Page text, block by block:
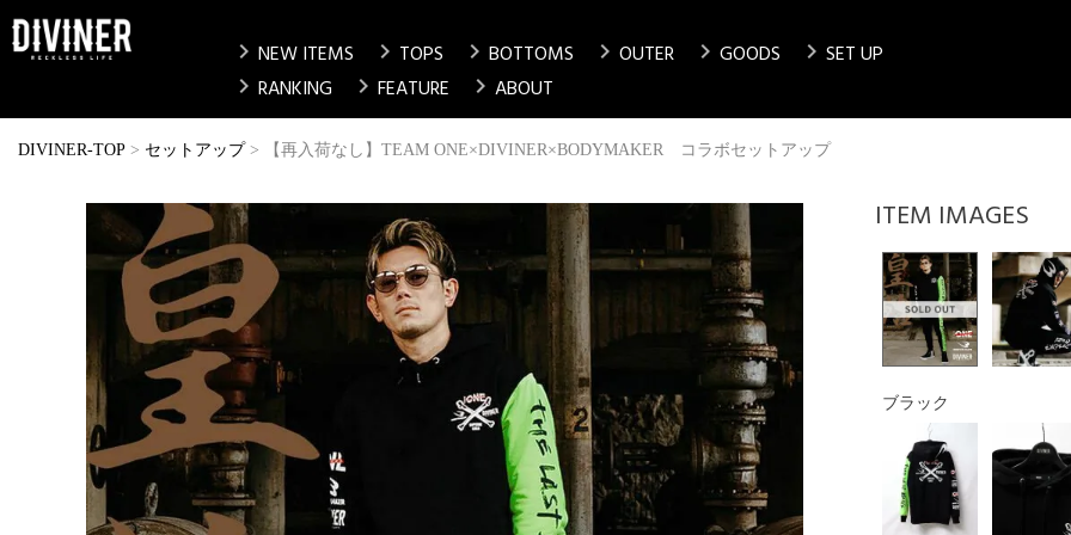
chevron_right NEW ITEMS chevron_right TOPS chevron_right BOTTOMS chevron_right OUTER chevron_right GOODS chevron_right SET UP
chevron_right RANKING chevron_right FEATURE chevron_right ABOUT
DIVINER-TOP セットアップ 【再入荷なし】TEAM ONE×DIVINER×BODYMAKER コラボセットアップ
ブラック